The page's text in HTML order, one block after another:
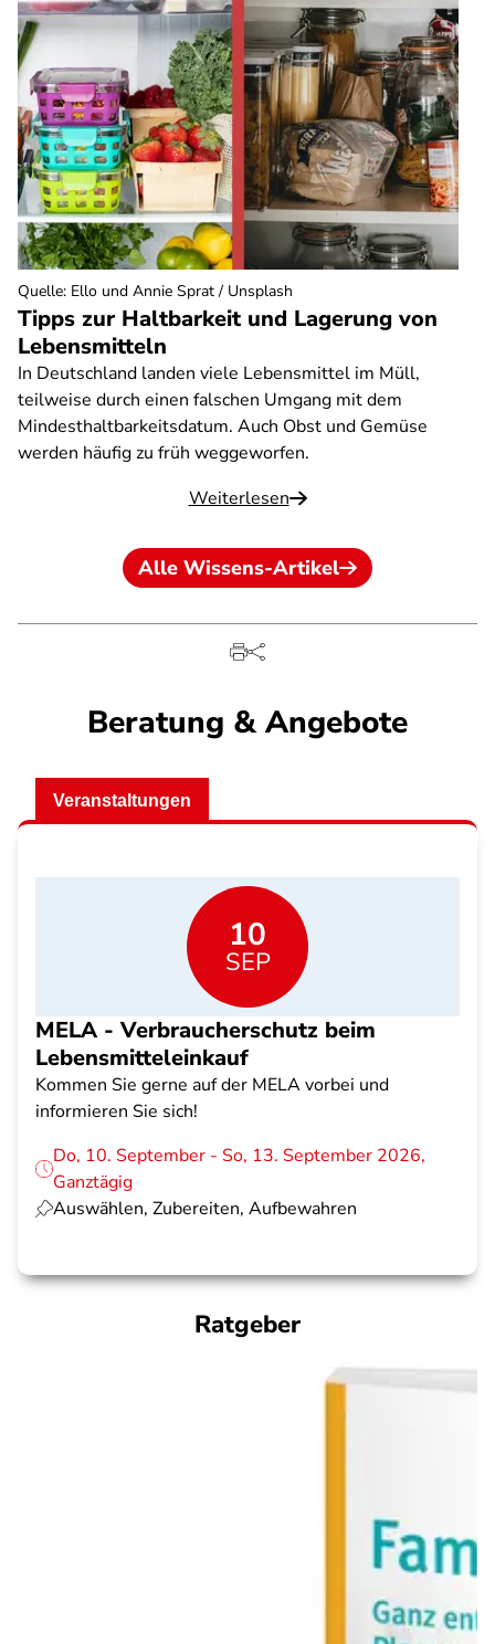
Tipps zur Haltbarkeit und Lagerung von
Lebensmitteln
In Deutschland landen viele Lebensmittel im Müll,
teilweise durch einen falschen Umgang mit dem
Mindesthaltbarkeitsdatum. Auch Obst und Gemüse
werden häufig zu früh weggeworfen.
Weiterlesen
Quelle: Ello und Annie Sprat / Unsplash
Alle Wissens-Artikel
Beratung & Angebote
Veranstaltungen
10
SEP
MELA - Verbraucherschutz beim
Lebensmitteleinkauf
Kommen Sie gerne auf der MELA vorbei und
informieren Sie sich!
Do, 10. September - So, 13. September 2026,
Ganztägig
Auswählen, Zubereiten, Aufbewahren
Ratgeber